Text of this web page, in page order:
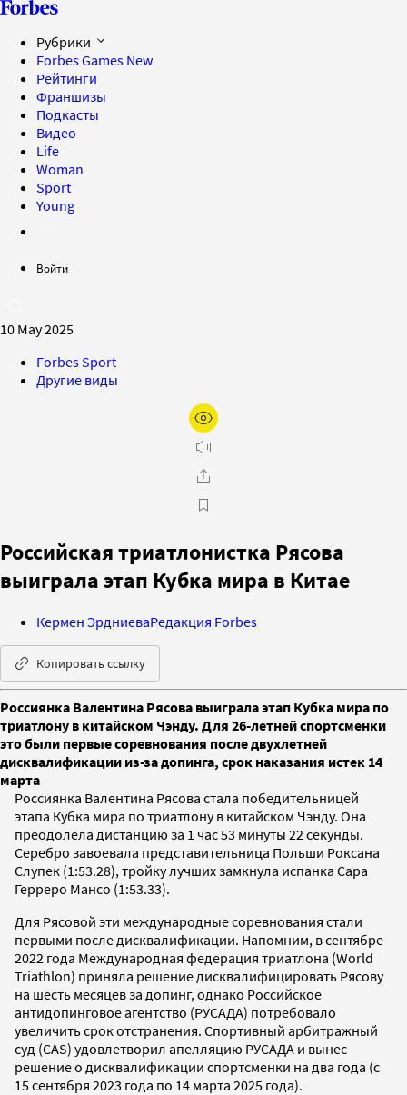
Рубрики
Forbes Games New
Рейтинги
Франшизы
Подкасты
Видео
Life
Woman
Sport
Young
Войти
10 May 2025
Forbes Sport
Другие виды
Российская триатлонистка Рясова
выиграла этап Кубка мира в Китае
Кермен ЭрдниеваРедакция Forbes
Копировать ссылку
Россиянка Валентина Рясова выиграла этап Кубка мира по
триатлону в китайском Чэнду. Для 26-летней спортсменки
это были первые соревнования после двухлетней
дисквалификации из-за допинга, срок наказания истек 14
марта
Россиянка Валентина Рясова стала победительницей
этапа Кубка мира по триатлону в китайском Чэнду. Она
преодолела дистанцию за 1 час 53 минуты 22 секунды.
Серебро завоевала представительница Польши Роксана
Слупек (1:53.28), тройку лучших замкнула испанка Сара
Герреро Мансо (1:53.33).
Для Рясовой эти международные соревнования стали
первыми после дисквалификации. Напомним, в сентябре
2022 года Международная федерация триатлона (World
Triathlon) приняла решение дисквалифицировать Рясову
на шесть месяцев за допинг, однако Российское
антидопинговое агентство (РУСАДА) потребовало
увеличить срок отстранения. Спортивный арбитражный
суд (CAS) удовлетворил апелляцию РУСАДА и вынес
решение о дисквалификации спортсменки на два года (с
15 сентября 2023 года по 14 марта 2025 года).